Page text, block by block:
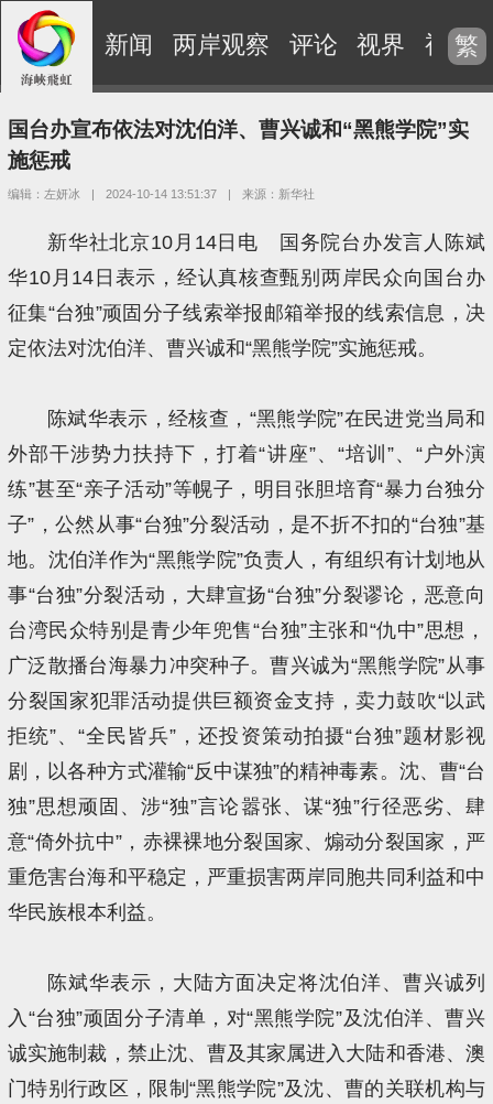
新闻 两岸观察 评论 视界 视频
繁
国台办宣布依法对沈伯洋、曹兴诚和“黑熊学院”实
施惩戒
编辑：左妍冰 | 2024-10-14 13:51:37 | 来源：新华社
新华社北京10月14日电 国务院台办发言人陈斌
华10月14日表示，经认真核查甄别两岸民众向国台办
征集“台独”顽固分子线索举报邮箱举报的线索信息，决
定依法对沈伯洋、曹兴诚和“黑熊学院”实施惩戒。
陈斌华表示，经核查，“黑熊学院”在民进党当局和
外部干涉势力扶持下，打着“讲座”、“培训”、“户外演
练”甚至“亲子活动”等幌子，明目张胆培育“暴力台独分
子”，公然从事“台独”分裂活动，是不折不扣的“台独”基
地。沈伯洋作为“黑熊学院”负责人，有组织有计划地从
事“台独”分裂活动，大肆宣扬“台独”分裂谬论，恶意向
台湾民众特别是青少年兜售“台独”主张和“仇中”思想，
广泛散播台海暴力冲突种子。曹兴诚为“黑熊学院”从事
分裂国家犯罪活动提供巨额资金支持，卖力鼓吹“以武
拒统”、“全民皆兵”，还投资策动拍摄“台独”题材影视
剧，以各种方式灌输“反中谋独”的精神毒素。沈、曹“台
独”思想顽固、涉“独”言论嚣张、谋“独”行径恶劣、肆
意“倚外抗中”，赤裸裸地分裂国家、煽动分裂国家，严
重危害台海和平稳定，严重损害两岸同胞共同利益和中
华民族根本利益。
陈斌华表示，大陆方面决定将沈伯洋、曹兴诚列
入“台独”顽固分子清单，对“黑熊学院”及沈伯洋、曹兴
诚实施制裁，禁止沈、曹及其家属进入大陆和香港、澳
门特别行政区，限制“黑熊学院”及沈、曹的关联机构与